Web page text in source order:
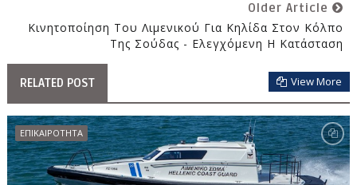
Older Article
Κινητοποίηση Του Λιμενικού Για Κηλίδα Στον Κόλπο
Της Σούδας - Ελεγχόμενη Η Κατάσταση
RELATED POST View More
ΕΠΙΚΑΙΡΟΤΗΤΑ